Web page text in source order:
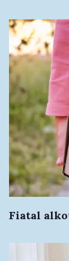
Fiatal